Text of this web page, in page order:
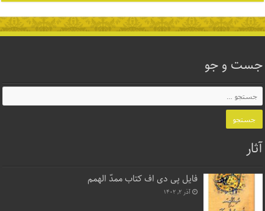
جست و جو
آثار
فایل پی دی اف کتاب ممدّ الهمم
آذر ۲, ۱۴۰۲